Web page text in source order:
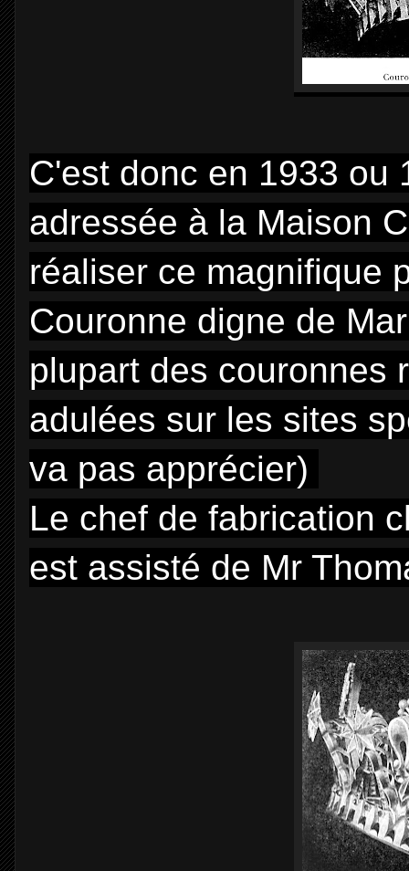
C'est donc en 1933 ou
adressée à la Maison
réaliser ce magnifique
Couronne digne de
plupart des couronnes
adulées sur les sites
va pas apprécier)
Le chef de fabrication
est assisté de Mr